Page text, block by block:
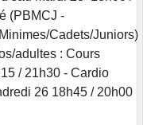
(PBMCJ -
Cadets/Juniors)
adultes : Cours
/ 21h30 - Cardio
26 18h45 / 20h00